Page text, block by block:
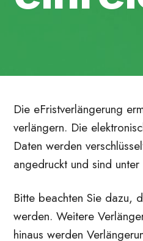
Die eFristverlängerung
verlängern. Die
Daten werden
angedruckt und sind
Bitte beachten Sie dazu,
werden. Weitere
hinaus werden